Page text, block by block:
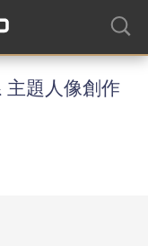
主題人像創作